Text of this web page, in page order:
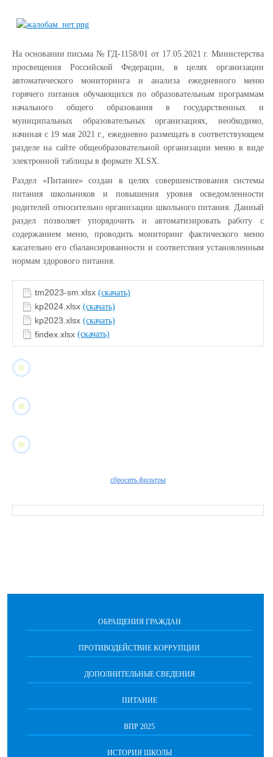
На основании письма № ГД-1158/01 от 17.05.2021 г. Министерства
просвещения Российской Федерации, в целях организации
автоматического мониторинга и анализа ежедневного меню
горячего питания обучающихся по образовательным программам
начального общего образования в государственных и
муниципальных образовательных организациях, необходимо,
начиная с 19 мая 2021 г., ежедневно размещать в соответствующем
разделе на сайте общеобразовательной организации меню в виде
электронной таблицы в формате XLSX.
Раздел «Питание» создан в целях совершенствования системы
питания школьников и повышения уровня осведомленности
родителей относительно организации школьного питания. Данный
раздел позволяет упорядочить и автоматизировать работу с
содержанием меню, проводить мониторинг фактического меню
касательно его сбалансированности и соответствия установленным
нормам здорового питания.
tm2023-sm.xlsx (скачать)
kp2024.xlsx (скачать)
kp2023.xlsx (скачать)
findex.xlsx (скачать)
сбросить фильтры
ОБРАЩЕНИЯ ГРАЖДАН
ПРОТИВОДЕЙСТВИЕ КОРРУПЦИИ
ДОПОЛНИТЕЛЬНЫЕ СВЕДЕНИЯ
ПИТАНИЕ
ВПР 2025
ИСТОРИЯ ШКОЛЫ